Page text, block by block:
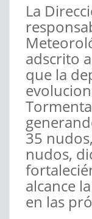
La
adscrito
que la
35
nudos,
alcance
en las